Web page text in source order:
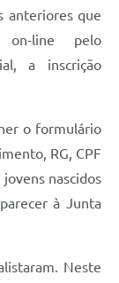
anteriores que
line pelo
a inscrição
o formulário
RG, CPF
nascidos
à Junta
Neste